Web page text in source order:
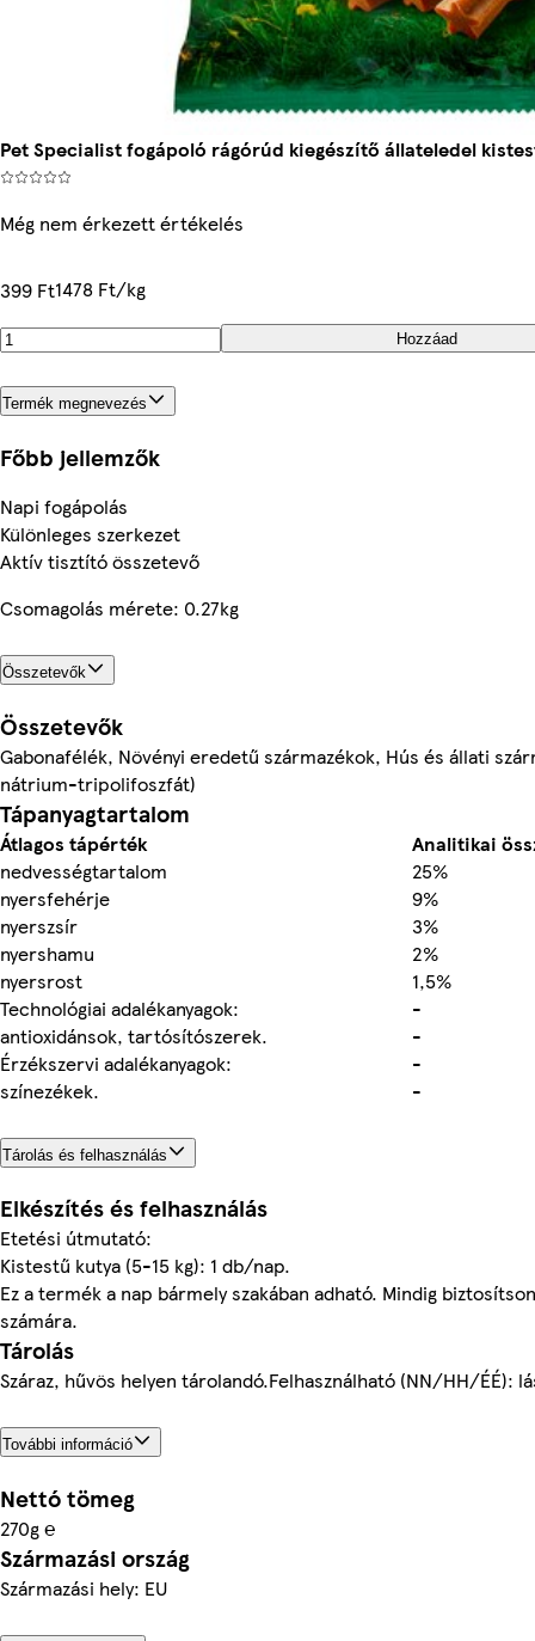
Pet Specialist fogápoló rágórúd kiegészítő állateledel
Még nem érkezett értékelés
399 Ft1478 Ft/kg
Hozzáad
Termék megnevezés
Főbb jellemzők
Napi fogápolás
Különleges szerkezet
Aktív tisztító összetevő
Csomagolás mérete: 0.27kg
Összetevők
Összetevők
Gabonafélék, Növényi eredetű származékok, Hús és állati
nátrium-tripolifoszfát)
Tápanyagtartalom
Átlagos tápérték
Analitikai
nedvességtartalom
25%
nyersfehérje
9%
nyerszsír
3%
nyershamu
2%
nyersrost
1,5%
Technológiai adalékanyagok:
-
antioxidánsok, tartósítószerek.
-
Érzékszervi adalékanyagok:
-
színezékek.
-
Tárolás és felhasználás
Elkészítés és felhasználás
Etetési útmutató:
Kistestű kutya (5-15 kg): 1 db/nap.
Ez a termék a nap bármely szakában adható. Mindig
számára.
Tárolás
Száraz, hűvös helyen tárolandó.Felhasználható (NN/HH/ÉÉ):
További információ
Nettó tömeg
270g ℮
Származási ország
Származási hely: EU